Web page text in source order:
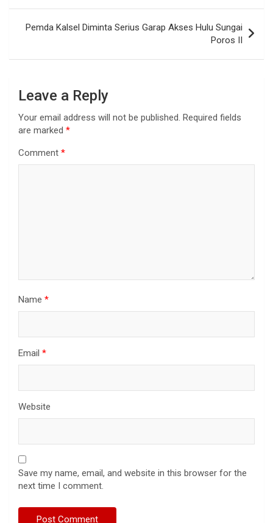
Pemda Kalsel Diminta Serius Garap Akses Hulu Sungai
Poros II
Leave a Reply
Your email address will not be published. Required fields
are marked *
Comment *
Name *
Email *
Website
Save my name, email, and website in this browser for the
next time I comment.